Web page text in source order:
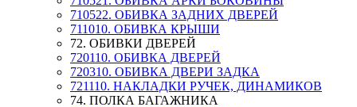
710522. ОБИВКА ЗАДНИХ ДВЕРЕЙ
711010. ОБИВКА КРЫШИ
72. ОБИВКИ ДВЕРЕЙ
720110. ОБИВКА ДВЕРЕЙ
720310. ОБИВКА ДВЕРИ ЗАДКА
721110. НАКЛАДКИ РУЧЕК, ДИНАМИКОВ
74. ПОЛКА БАГАЖНИКА